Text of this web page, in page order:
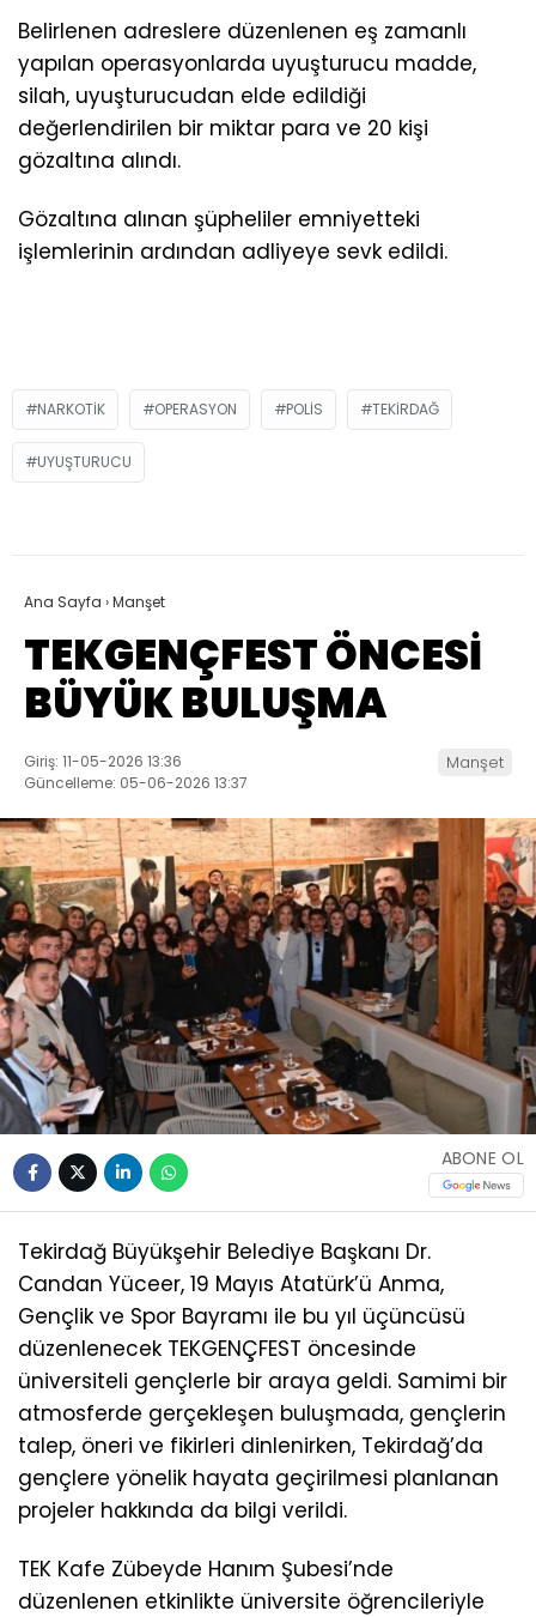
Belirlenen adreslere düzenlenen eş zamanlı
yapılan operasyonlarda uyuşturucu madde,
silah, uyuşturucudan elde edildiği
değerlendirilen bir miktar para ve 20 kişi
gözaltına alındı.
Gözaltına alınan şüpheliler emniyetteki
işlemlerinin ardından adliyeye sevk edildi.
NARKOTIK OPERASYON POLIS TEKIRDAĞ
UYUŞTURUCU
Ana Sayfa ›Manşet
TEKGENÇFEST ÖNCESİ
BÜYÜK BULUŞMA
Giriş: 11-05-2026 13:36
Güncelleme: 05-06-2026 13:37
Manşet
ABONE OL
Tekirdağ Büyükşehir Belediye Başkanı Dr.
Candan Yüceer, 19 Mayıs Atatürk’ü Anma,
Gençlik ve Spor Bayramı ile bu yıl üçüncüsü
düzenlenecek TEKGENÇFEST öncesinde
üniversiteli gençlerle bir araya geldi. Samimi bir
atmosferde gerçekleşen buluşmada, gençlerin
talep, öneri ve fikirleri dinlenirken, Tekirdağ’da
gençlere yönelik hayata geçirilmesi planlanan
projeler hakkında da bilgi verildi.
TEK Kafe Zübeyde Hanım Şubesi’nde
düzenlenen etkinlikte üniversite öğrencileriyle